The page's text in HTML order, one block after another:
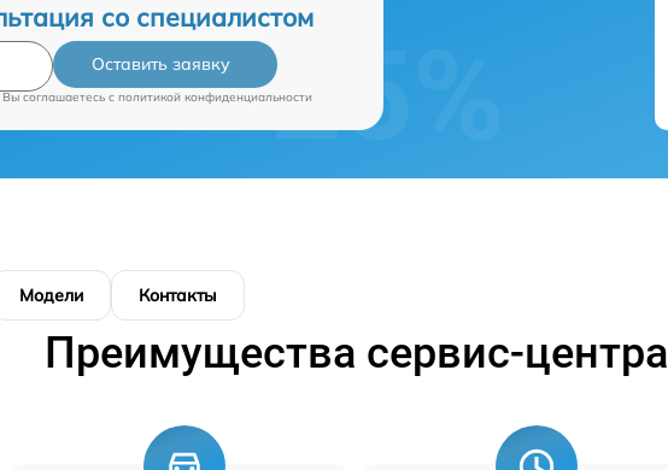
со специалистом
Оставить заявку
соглашаетесь c политикой конфиденциальности
Модели Контакты
Преимущества сервис-центра